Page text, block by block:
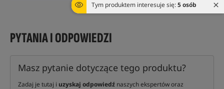
Tym produktem interesuje się:5 osób
PYTANIA I ODPOWIEDZI
Masz pytanie dotyczące tego produktu?
Zadaj je tutaj i uzyskaj odpowiedź naszych ekspertów oraz